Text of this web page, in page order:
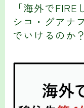
「海外で
シコ・グアナ
でいけるのか？